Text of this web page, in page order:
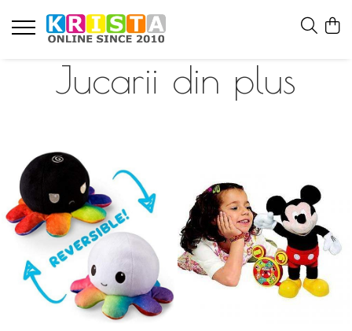
Jucarii din plus